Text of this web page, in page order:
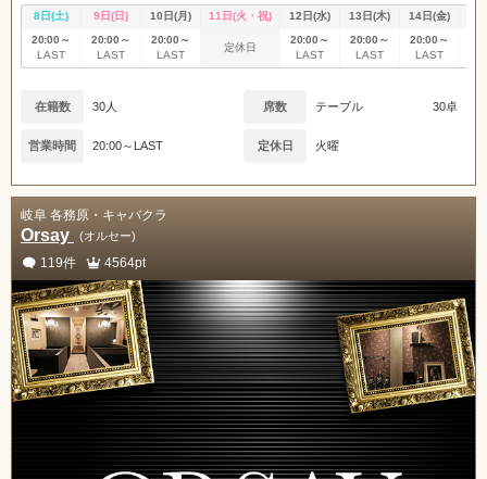
8日(土) 9日(日) 10日(月) 11日(火・祝) 12日(水) 13日(木) 14日(金)
20:00～
LAST
20:00～
LAST
20:00～
LAST
定休日
20:00～
LAST
20:00～
LAST
20:00～
LAST
在籍数 30人 席数 テーブル 30卓
営業時間 20:00～LAST 定休日 火曜
岐阜 各務原・キャバクラ
Orsay (オルセー)
119件 4564pt